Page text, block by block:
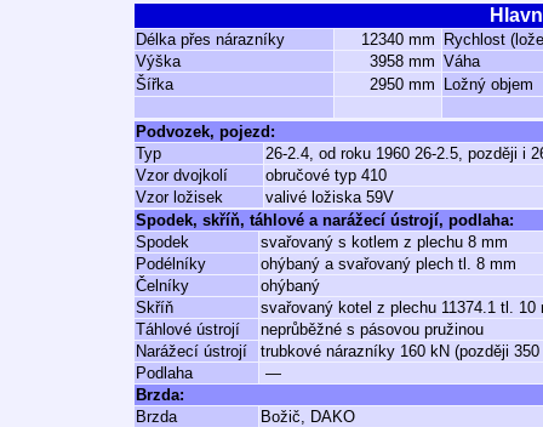
Délka přes nárazníky 12340 mm
Rychlost
Výška
3958 mm Váha
Šířka
2950 mm Ložný objem
Podvozek, pojezd:
Typ
26-2.4, od roku 1960 26-2.5, později i
Vzor dvojkolí
obručové typ 410
Vzor ložisek
valivé ložiska 59V
Spodek, skříň, táhlové a narážecí ústrojí, podlaha:
Spodek
svařovaný s kotlem z plechu 8 mm
Podélníky
ohýbaný a svařovaný plech tl. 8 mm
Čelníky
ohýbaný
Skříň
svařovaný kotel z plechu 11374.1 tl. 10
Táhlové ústrojí
neprůběžné s pásovou pružinou
Narážecí ústrojí
trubkové nárazníky 160 kN (později 350
Podlaha
—
Brzda:
Brzda
Božič, DAKO